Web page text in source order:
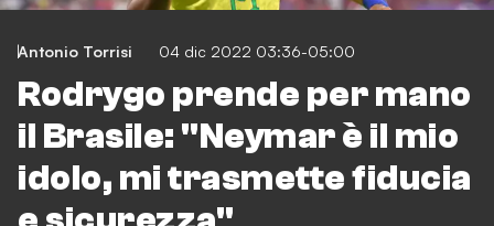
Antonio Torrisi 04 dic 2022 03:36-05:00
Rodrygo prende per mano
il Brasile: "Neymar è il mio
idolo, mi trasmette fiducia